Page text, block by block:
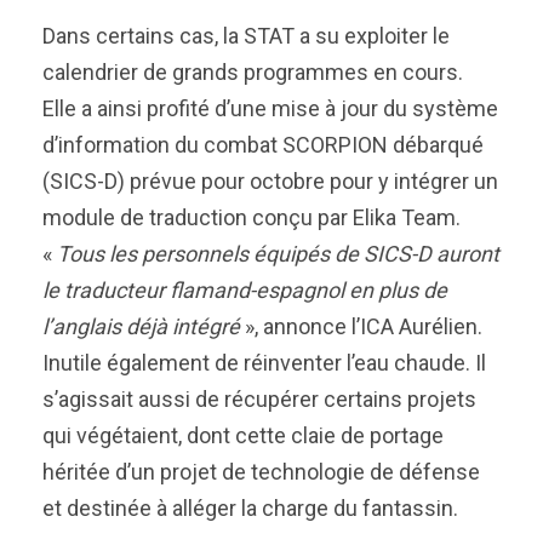
Dans certains cas, la STAT a su exploiter le
calendrier de grands programmes en cours.
Elle a ainsi profité d’une mise à jour du système
d’information du combat SCORPION débarqué
(SICS-D) prévue pour octobre pour y intégrer un
module de traduction conçu par Elika Team.
« Tous les personnels équipés de SICS-D auront
le traducteur flamand-espagnol en plus de
l’anglais déjà intégré», annonce l’ICA Aurélien.
Inutile également de réinventer l’eau chaude. Il
s’agissait aussi de récupérer certains projets
qui végétaient, dont cette claie de portage
héritée d’un projet de technologie de défense
et destinée à alléger la charge du fantassin.